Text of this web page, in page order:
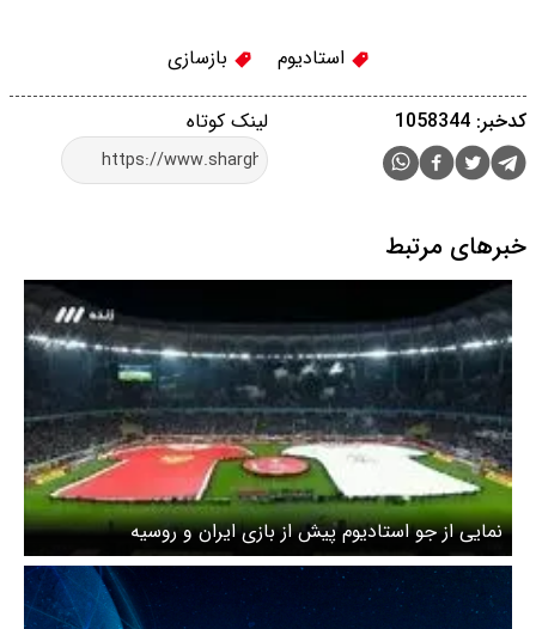
استادیوم بازسازی
لینک کوتاه کدخبر: 1058344
خبرهای مرتبط
نمایی از جو استادیوم پیش از بازی ایران و روسیه